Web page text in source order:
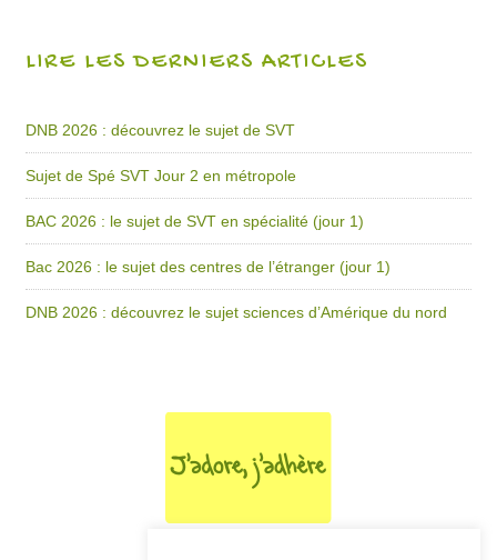
LIRE LES DERNIERS ARTICLES
DNB 2026 : découvrez le sujet de SVT
Sujet de Spé SVT Jour 2 en métropole
BAC 2026 : le sujet de SVT en spécialité (jour 1)
Bac 2026 : le sujet des centres de l’étranger (jour 1)
DNB 2026 : découvrez le sujet sciences d’Amérique du nord